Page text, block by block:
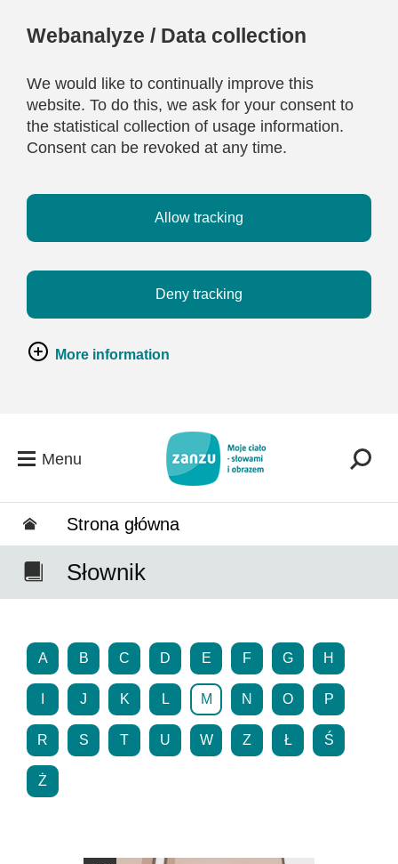
Webanalyze / Data collection
We would like to continually improve this
website. To do this, we ask for your consent to
the statistical collection of usage information.
Consent can be revoked at any time.
Allow tracking
Deny tracking
More information
Menu
Strona główna
Słownik
A B C D E F G H
J K L M N O P
R S T U W Z Ł Ś
Ż